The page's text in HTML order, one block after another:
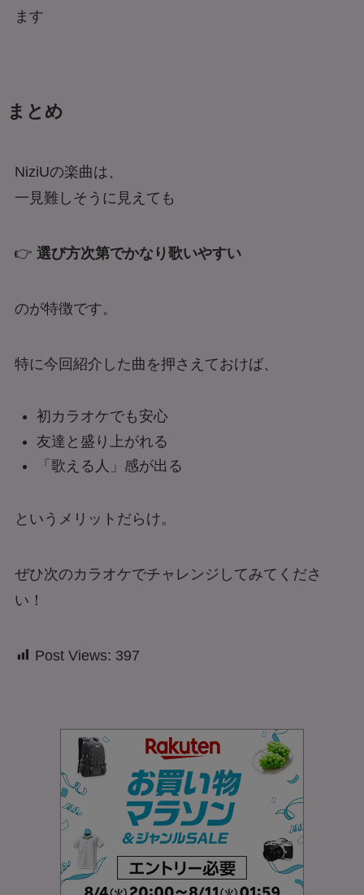
ます
まとめ
NiziUの楽曲は、
一見難しそうに見えても
👉 選び方次第でかなり歌いやすい
のが特徴です。
特に今回紹介した曲を押さえておけば、
初カラオケでも安心
友達と盛り上がれる
「歌える人」感が出る
というメリットだらけ。
ぜひ次のカラオケでチャレンジしてみてくださ
い！
Post Views: 397